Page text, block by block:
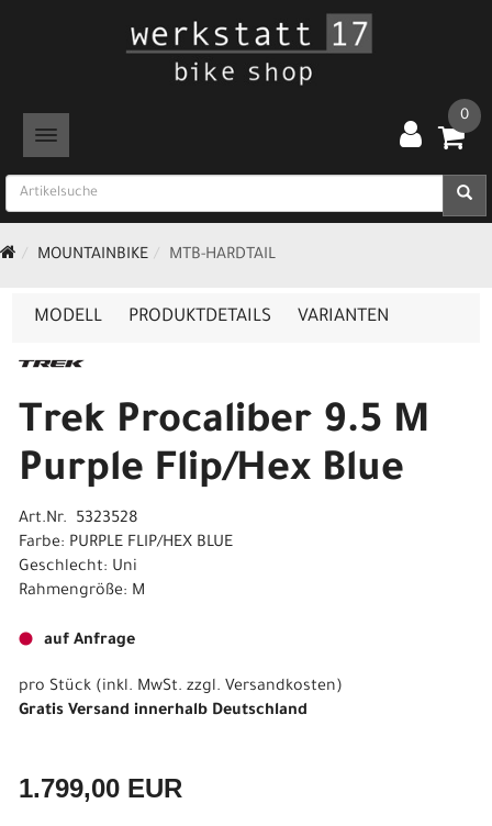
TOGGLE NAVIGATION
0
MOUNTAINBIKE MTB-HARDTAIL
MODELL PRODUKTDETAILS VARIANTEN
Trek Procaliber 9.5 M
Purple Flip/Hex Blue
Art.Nr. 5323528
Farbe: PURPLE FLIP/HEX BLUE
Geschlecht: Uni
Rahmengröße: M
auf Anfrage
pro Stück (inkl. MwSt. zzgl. Versandkosten)
Gratis Versand innerhalb Deutschland
1.799,00 EUR